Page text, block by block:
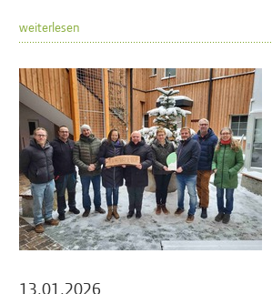
weiterlesen
13.01.2026